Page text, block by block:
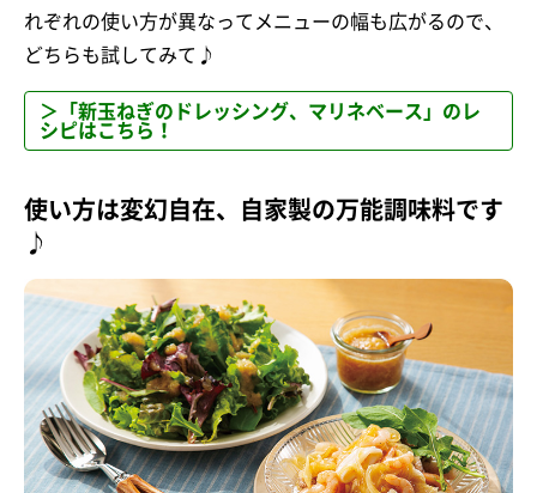
れぞれの使い方が異なってメニューの幅も広がるので、
どちらも試してみて♪
＞「新玉ねぎのドレッシング、マリネベース」のレ
シピはこちら！
使い方は変幻自在、自家製の万能調味料です
♪